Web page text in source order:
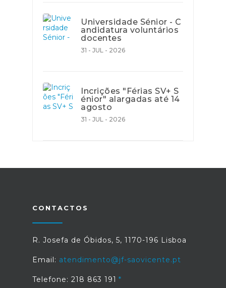
Universidade Sénior - C
andidatura voluntários
docentes
31 - JUL - 2026
Incrições "Férias SV+ S
énior" alargadas até 14
agosto
31 - JUL - 2026
CONTACTOS
R. Josefa de Óbidos, 5, 1170-196 Lisboa
Email: atendimento@jf-saovicente.pt
Telefone: 218 863 191